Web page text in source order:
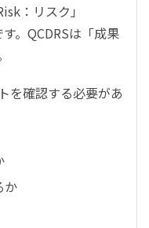
：リスク」
。QCDRSは「成果
を確認する必要があ
か